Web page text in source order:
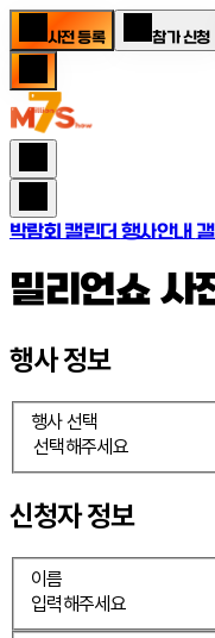
사전 등록 참가 신청
박람회 캘린더행사안내
밀리언쇼 사
행사 정보
행사 선택
신청자 정보
이름